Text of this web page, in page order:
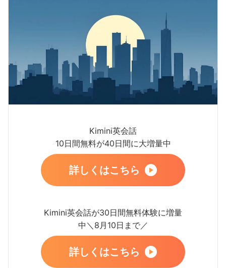
Kimini英会話
10日間無料が40日間に大増量中
詳しくはこちら
Kimini英会話が30日間無料体験に増量
中＼8月10日まで／
詳しくはこちら